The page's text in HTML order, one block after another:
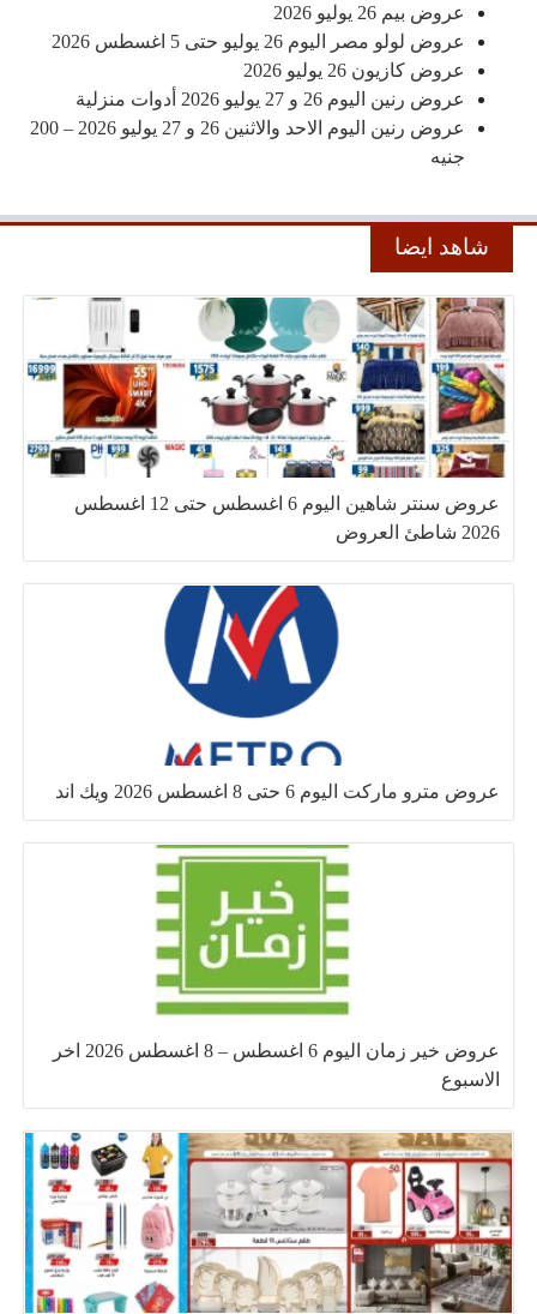
عروض بيم 26 يوليو 2026
عروض لولو مصر اليوم 26 يوليو حتى 5 اغسطس 2026
عروض كازيون 26 يوليو 2026
عروض رنين اليوم 26 و 27 يوليو 2026 أدوات منزلية
عروض رنين اليوم الاحد والاثنين 26 و 27 يوليو 2026 – 200
جنيه
شاهد ايضا
عروض سنتر شاهين اليوم 6 اغسطس حتى 12 اغسطس
2026 شاطئ العروض
عروض مترو ماركت اليوم 6 حتى 8 اغسطس 2026 ويك اند
عروض خير زمان اليوم 6 اغسطس – 8 اغسطس 2026 اخر
الاسبوع